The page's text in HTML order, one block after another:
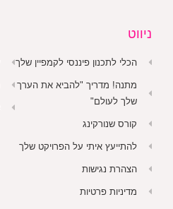
ניווט
הכלי לתכנון פיננסי לקמפיין שלך
מתנה! מדריך "להביא את הערך
שלך לעולם"
קורס שנורקינג
להתייעץ איתי על הפרויקט שלך
הצהרת נגישות
מדיניות פרטיות